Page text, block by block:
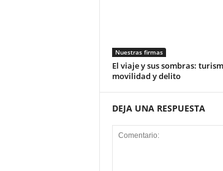
Nuestras firmas
El viaje y sus sombras:
movilidad y delito
DEJA UNA RESPUESTA